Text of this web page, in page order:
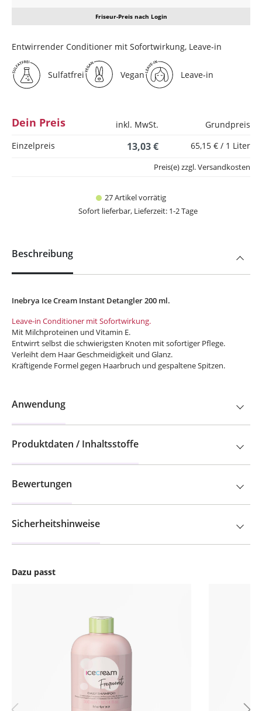
Friseur-Preis nach Login
Entwirrender Conditioner mit Sofortwirkung, Leave-in
Sulfatfrei Vegan Leave-in
Dein Preis inkl. MwSt.
Grundpreis
Einzelpreis
13,03 € 65,15 € / 1 Liter
27 Artikel vorrätig
Sofort lieferbar, Lieferzeit: 1-2 Tage
Preis(e) zzgl. Versandkosten
Dazu passt
Beschreibung
Inebrya Ice Cream Instant Detangler 200 ml.
Leave-in Conditioner mit Sofortwirkung.
Mit Milchproteinen und Vitamin E.
Entwirrt selbst die schwierigsten Knoten mit sofortiger Pflege.
Verleiht dem Haar Geschmeidigkeit und Glanz.
Kräftigende Formel gegen Haarbruch und gespalteneSpitzen.
Anwendung
Produktdaten / Inhaltsstoffe
Bewertungen
Sicherheitshinweise